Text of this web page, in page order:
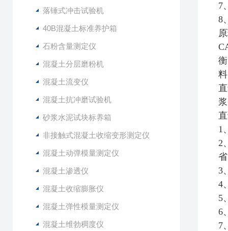
落锤式冲击试验机
40B混凝土标准养护箱
石粉含量测定仪
混凝土分层磨粉机
混凝土流变仪
混凝土抗冲磨试验机
砂浆水泥试块标养箱
非接触式混凝土收缩变形测定仪
混凝土动弹模量测定仪
混凝土渗透仪
混凝土收缩膨胀仪
混凝土弹性模量测定仪
混凝土维勃稠度仪
7
8
1
2
3
4
5
6
7